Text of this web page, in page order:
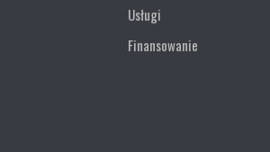
Usługi
Finansowanie